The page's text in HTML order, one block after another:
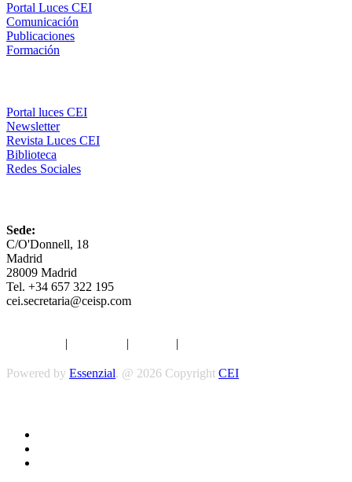
Portal Luces CEI
Comunicación
Publicaciones
Formación
Portal luces CEI
Newsletter
Revista Luces CEI
Biblioteca
Redes Sociales
Sede:
C/O'Donnell, 18
Madrid
28009 Madrid
Tel. +34 657 322 195
cei.secretaria@ceisp.com
| | |
Powered by Essenzial. @ 2026 Copyright CEI